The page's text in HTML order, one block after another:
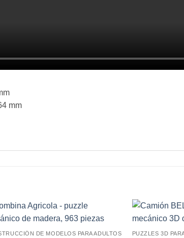
mm
DE MODELOS PARA ADULTOS PUZZLES 3D